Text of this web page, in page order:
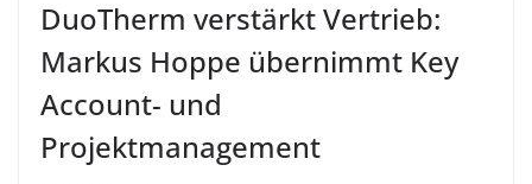
DuoTherm verstärkt Vertrieb:
Markus Hoppe übernimmt Key
Account- und
Projektmanagement